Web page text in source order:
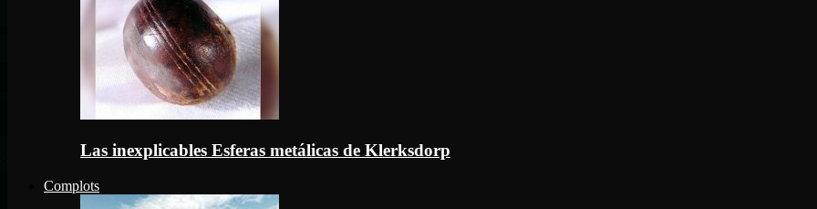
Las inexplicables Esferas metálicas de Klerksdorp
Complots